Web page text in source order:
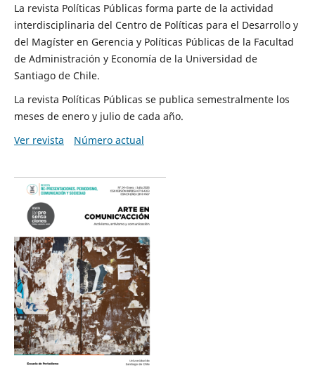
La revista Políticas Públicas forma parte de la actividad
interdisciplinaria del Centro de Políticas para el Desarrollo y
del Magíster en Gerencia y Políticas Públicas de la Facultad
de Administración y Economía de la Universidad de
Santiago de Chile.
La revista Políticas Públicas se publica semestralmente los
meses de enero y julio de cada año.
Ver revista
Número actual